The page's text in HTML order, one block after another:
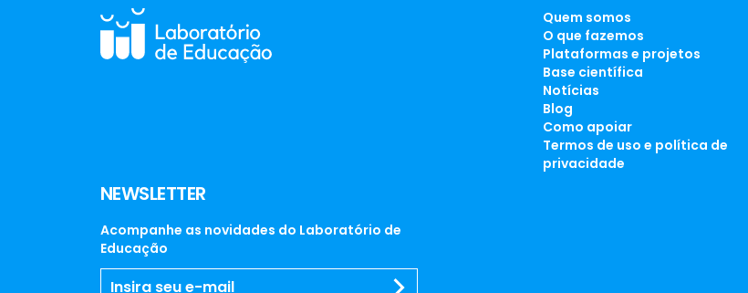
NEWSLETTER
Acompanhe as novidades do Laboratório de
Educação
Quem somos
O que fazemos
Plataformas e projetos
Base científica
Notícias
Blog
Como apoiar
Termos de uso e política de
privacidade